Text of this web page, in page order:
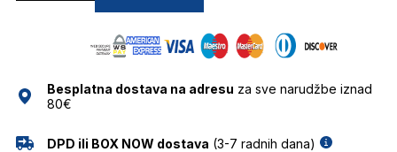
NAOČALE
Besplatna dostava na adresu za sve narudžbe iznad
80€
DPD ili BOX NOW dostava (3-7 radnih dana)